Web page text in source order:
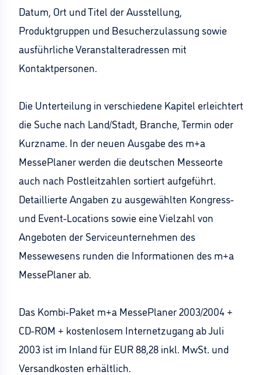
Datum, Ort und Titel der Ausstellung,
Produktgruppen und Besucherzulassung sowie
ausführliche Veranstalteradressen mit
Kontaktpersonen.
Die Unterteilung in verschiedene Kapitel erleichtert
die Suche nach Land/Stadt, Branche, Termin oder
Kurzname. In der neuen Ausgabe des m+a
MessePlaner werden die deutschen Messeorte
auch nach Postleitzahlen sortiert aufgeführt.
Detaillierte Angaben zu ausgewählten Kongress-
und Event-Locations sowie eine Vielzahl von
Angeboten der Serviceunternehmen des
Messewesens runden die Informationen des m+a
MessePlaner ab.
Das Kombi-Paket m+a MessePlaner 2003/2004 +
CD-ROM + kostenlosem Internetzugang ab Juli
2003 ist im Inland für EUR 88,28 inkl. MwSt. und
Versandkosten erhältlich.